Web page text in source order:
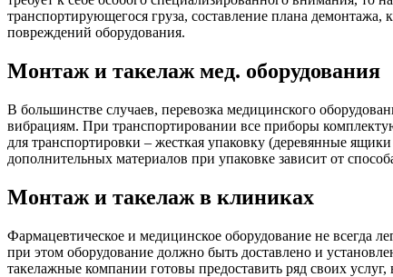
транспортирующегося груза, составление плана
повреждений оборудования.
Монтаж и такелаж мед. оборудования
В большинстве случаев, перевозка медицинского
вибрациям. При транспортировании все приборы
для транспортировки – жесткая упаковку (деревянные
дополнительных материалов при упаковке зависит от
Монтаж и такелаж в клиниках
Фармацевтическое и медицинское оборудование не всегда
при этом оборудование должно быть доставлено и
такелажные компании готовы предоставить ряд своих услуг,